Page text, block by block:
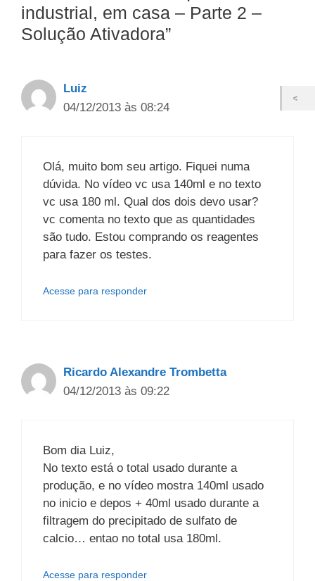
industrial, em casa – Parte 2 –
Solução Ativadora”
Luiz
04/12/2013 às 08:24
Olá, muito bom seu artigo. Fiquei numa
dúvida. No vídeo vc usa 140ml e no texto
vc usa 180 ml. Qual dos dois devo usar?
vc comenta no texto que as quantidades
são tudo. Estou comprando os reagentes
para fazer os testes.
Acesse para responder
Ricardo Alexandre Trombetta
04/12/2013 às 09:22
Bom dia Luiz,
No texto está o total usado durante a
produção, e no vídeo mostra 140ml usado
no inicio e depos + 40ml usado durante a
filtragem do precipitado de sulfato de
calcio… entao no total usa 180ml.
Acesse para responder